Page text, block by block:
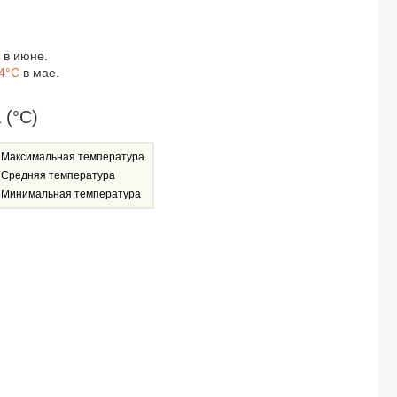
CHAWENG COVE BEACH RESORT 3*
WELCOME PLAZA HOTEL 3*
NAIYANG BEACH HOTEL 3*
WELCOME JOMTIEN BEACH HOTEL 3*
ANDAMAN SEASIDE RESORT 3*
HOLIDAY INN RESORT PHUKET KARON BEACH 4*
в июне.
в мае.
Максимальная температура
Средняя температура
Минимальная температура